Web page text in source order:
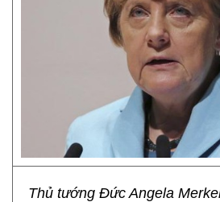
Thủ tướng Đức Angela